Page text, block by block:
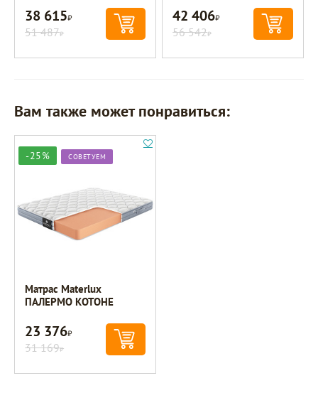
38 615Р
51 487Р
42 406Р
56 542Р
Вам также может понравиться:
-25% СОВЕТУЕМ
Матрас Materlux
ПАЛЕРМО КОТОНЕ
23 376Р
31 169Р